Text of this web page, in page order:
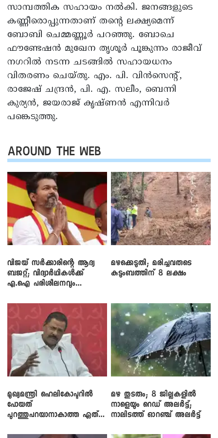
സാമ്പത്തിക സഹായം നൽകി. ജനങ്ങളുടെ
കണ്ണീരൊപ്പുന്നതാണ് തന്റെ ലക്ഷ്യമെന്ന്
ബോബി ചെമ്മണ്ണൂർ പറഞ്ഞു. ബോചെ
ഫൗണ്ടേഷൻ മുഖേന തൃശൂർ പൂങ്കുന്നം രാജീവ്
നഗറിൽ നടന്ന ചടങ്ങിൽ സഹായധനം
വിതരണം ചെയ്തു. എം. പി. വിൻസെന്റ്,
രാജേഷ് ചന്ദ്രൻ, പി. എ. സലീം, ബെന്നി
കുര്യൻ, ജയരാജ് കൃഷ്ണൻ എന്നിവർ
പങ്കെടുത്തു.
AROUND THE WEB
വിജയ് സർക്കാരിന്റെ ആദ്യ
ബജറ്റ്; വിദ്യാർഥികൾക്ക്
എ.ഐ പരിശീലനവും
മഴക്കെടുതി; മരിച്ചവരുടെ
കുടുംബത്തിന് 8 ലക്ഷം
മുഖ്യമന്ത്രി ഹെലികോപ്ടറിൽ
പോയത്
പുറത്തുപറയാനാകാത്ത ഏത്
മഴ തുടരും; 8 ജില്ലകളിൽ
നാളെയും റെഡ് അലർട്ട്;
നാലിടത്ത് ഓറഞ്ച് അലർട്ട്